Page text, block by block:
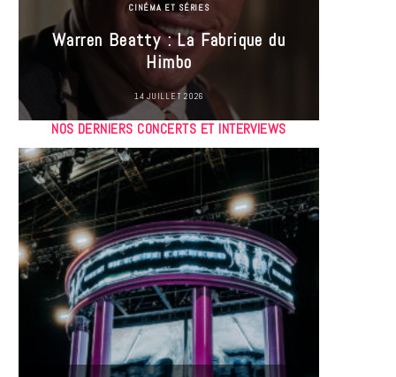
CINÉMA ET SÉRIES
Warren Beatty : La Fabrique du
Himbo
14 JUILLET 2026
NOS DERNIERS CONCERTS ET INTERVIEWS